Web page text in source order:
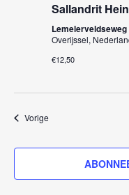
Sallandrit
Lemelerveldseweg
Overijssel,
€12,50
VorigeEvenementen